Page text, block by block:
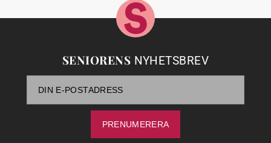
SENIORENS NYHETSBREV